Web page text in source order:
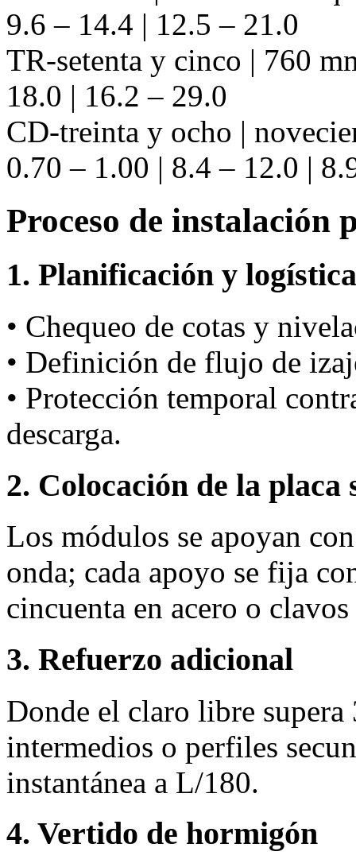
9.6 – 14.4 | 12.5 – 21.0
TR-setenta y cinco | 760
18.0 | 16.2 – 29.0
CD-treinta y ocho |
0.70 – 1.00 | 8.4 – 12.0 |
Proceso de instalación
1. Planificación y
• Chequeo de cotas y
• Definición de flujo de
• Protección temporal
descarga.
2. Colocación de la placa
Los módulos se apoyan
onda; cada apoyo se fija
cincuenta en acero o
3. Refuerzo adicional
Donde el claro libre supera
intermedios o perfiles
instantánea a L/180.
4. Vertido de hormigón